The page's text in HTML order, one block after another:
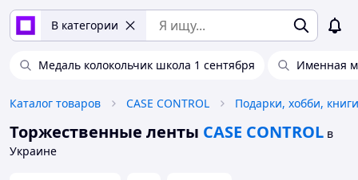
В категории
Медаль колокольчик школа 1 сентября Именная
Каталог товаров CASE CONTROL Подарки, хобби, книги
Торжественные ленты CASE CONTROL в
Украине